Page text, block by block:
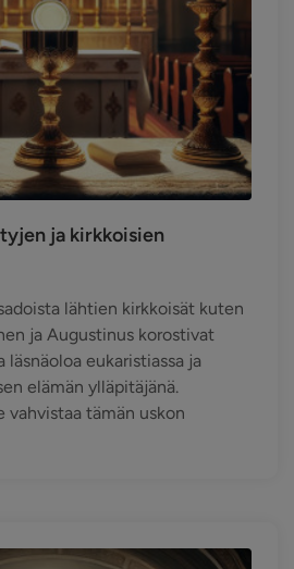
ja kirkkoisien
lähtien kirkkoisät kuten
ja Augustinus korostivat
eukaristiassa ja
elämän ylläpitäjänä.
tämän uskon